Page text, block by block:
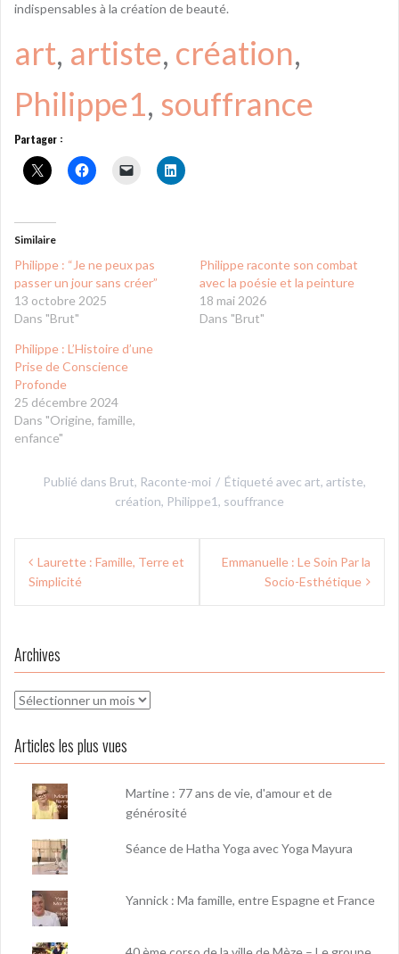
indispensables à la création de beauté.
art, artiste, création
Philippe1, souffrance
Partager :
Similaire
Philippe : “Je ne peux pas
passer un jour sans créer”
13 octobre 2025
Dans "Brut"
Philippe raconte son combat
avec la poésie et la peinture
18 mai 2026
Dans "Brut"
Philippe : L’Histoire d’une
Prise de Conscience
Profonde
25 décembre 2024
Dans "Origine, famille,
enfance"
Publié dans Brut, Raconte-moi Étiqueté avec art, artiste,
création, Philippe1, souffrance
Navigation
deLaurette : Famille, Terre et
Simplicité
Emmanuelle : Le Soin Par la
Socio-Esthétique
Archives
Archives
Articles les plus vues
Martine : 77 ans de vie, d'amour et de
générosité
Séance de Hatha Yoga avec Yoga Mayura
Yannick : Ma famille, entre Espagne et France